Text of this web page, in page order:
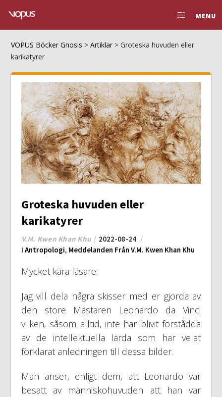
MENU
VOPUS Böcker Gnosis >Artiklar >Groteska huvuden eller
karikatyrer
Groteska huvuden eller
karikatyrer
V.M. Kwen Khan Khu
2022-08-24
I Antropologi, Meddelanden Från V.M. Kwen Khan Khu
Mycket kära läsare:
Jag vill dela några skisser med er gjorda av
den store Mästaren Leonardo da Vinci
vilken, såsom alltid, inte har blivit förstådda
av de intellektuella lärda som har velat
förklarat anledningen till dessa bilder.
Man anser, enligt dem, att Leonardo var
besatt av människohuvuden att han var